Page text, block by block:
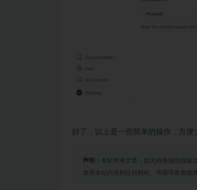
好了，以上是一些简单的操作，方便
声明： 本站所有文章，如无特殊说明或标
发布本站内容到任何网站、书籍等各类媒